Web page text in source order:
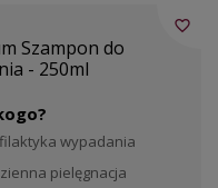
Szampon do
- 250ml
wypadania
pielęgnacja
favorite_border